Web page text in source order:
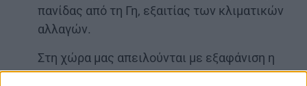
πανίδας από τη Γη, εξαιτίας των κλιματικών
αλλαγών.
Στη χώρα μας απειλούνται με εξαφάνιση η
καστανή αρκούδα, η μεσογειακή φώκια, η